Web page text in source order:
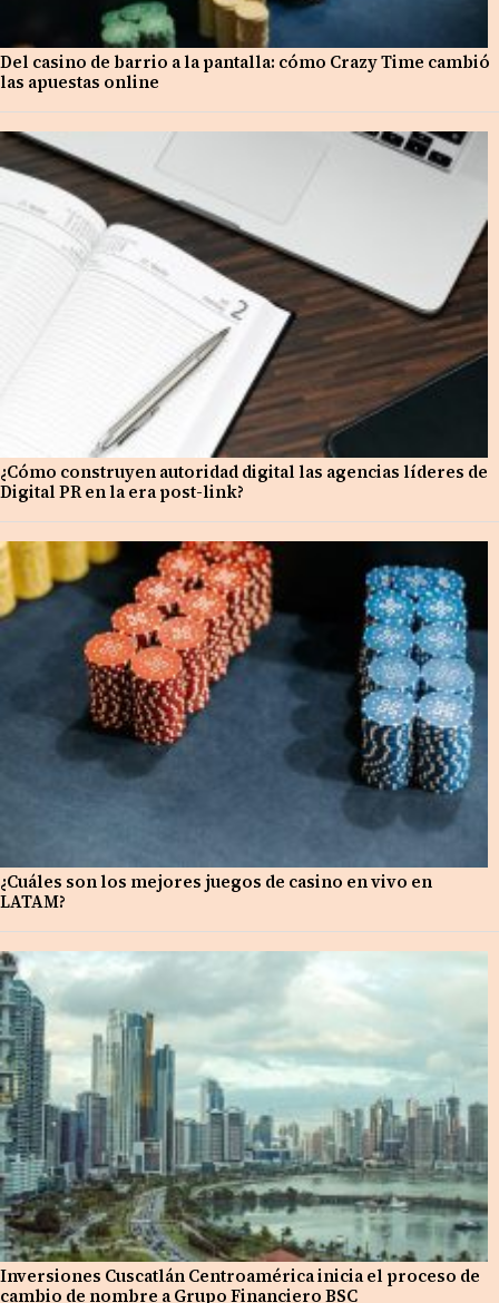
Del casino de barrio a la pantalla: cómo Crazy Time cambió
las apuestas online
¿Cómo construyen autoridad digital las agencias líderes de
Digital PR en la era post-link?
¿Cuáles son los mejores juegos de casino en vivo en
LATAM?
Inversiones Cuscatlán Centroamérica inicia el proceso de
cambio de nombre a Grupo Financiero BSC